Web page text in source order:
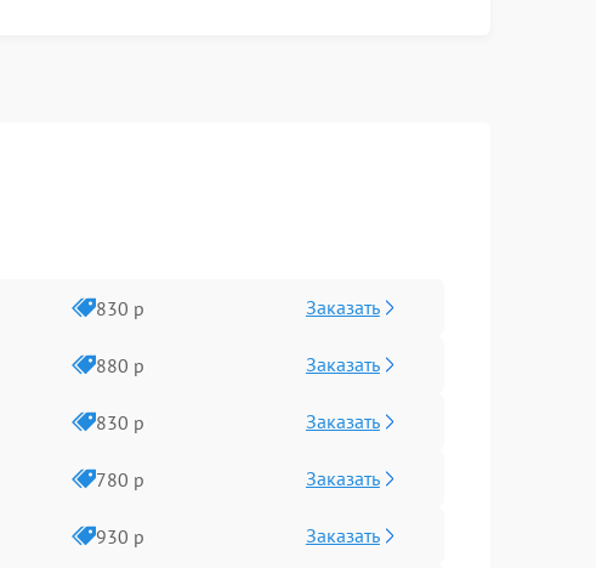
830 р Заказать
880 р Заказать
830 р Заказать
780 р Заказать
930 р Заказать